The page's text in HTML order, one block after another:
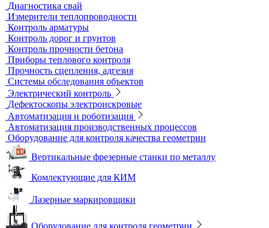
Датчики к толщиномерам покрытий
Абразиометры
Блескомеры, колориметры
Контроль герметичности
Вакуумные рамки
Вакуумные установки
Портативные гелиевые течеискатели
Течеискатели акустические
Течеискатели корреляционные
Течеискатели многодатчиковые
Трассотечеискатели
Контроль в строительстве
Виброизмерительные приборы
Диагностика свай
Измерители теплопроводности
Контроль арматуры
Контроль дорог и грунтов
Контроль прочности бетона
Приборы теплового контроля
Прочность сцепления, адгезия
Системы обследования объектов